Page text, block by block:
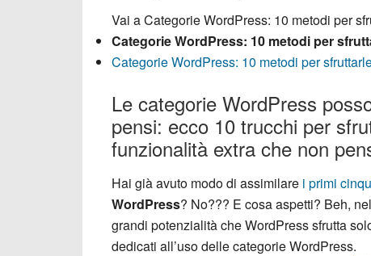
Vai aCategorie WordPress: 10 metodi per
Categorie WordPress: 10 metodi per
Categorie WordPress: 10 metodi per
Le categorie WordPress
pensi: ecco 10 trucchi per
funzionalità extra che non
Hai già avuto modo di assimilare i primi
WordPress? No??? E cosa aspetti? Beh,
grandi potenzialità che WordPress sfrutta
dedicati all’uso delle categorie WordPress.